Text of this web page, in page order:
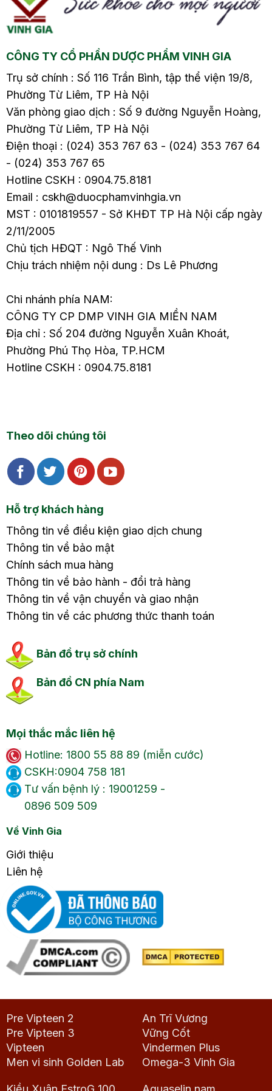
ngứa và nổi mẩn đỏ do
viêm âm đạo1.5. Vùng
ngứa và nổi mẩn đỏ do
viêm âm đạo1.5. Vùng
CÔNG TY CỔ PHẦN DƯỢC PHẨM VINH GIA
Trụ sở chính : Số 116 Trần Bình, tập thể viện 19/8,
Phường Từ Liêm, TP Hà Nội
Văn phòng giao dịch : Số 9 đường Nguyễn Hoàng,
Phường Từ Liêm, TP Hà Nội
Điện thoại : (024) 353 767 63 - (024) 353 767 64
- (024) 353 767 65
Hotline CSKH : 0904.75.8181
Email : cskh@duocphamvinhgia.vn
MST : 0101819557 - Sở KHĐT TP Hà Nội cấp ngày
2/11/2005
Chủ tịch HĐQT : Ngô Thế Vinh
Chịu trách nhiệm nội dung : Ds Lê Phương
Chi nhánh phía NAM:
CÔNG TY CP DMP VINH GIA MIỀN NAM
Địa chỉ : Số 204 đường Nguyễn Xuân Khoát,
Phường Phú Thọ Hòa, TP.HCM
Hotline CSKH : 0904.75.8181
Theo dõi chúng tôi
Hỗ trợ khách hàng
Thông tin về điều kiện giao dịch chung
Thông tin về bảo mật
Chính sách mua hàng
Thông tin về bảo hành - đổi trả hàng
Thông tin về vận chuyển và giao nhận
Thông tin về các phương thức thanh toán
Bản đồ trụ sở chính
Bản đồ CN phía Nam
Mọi thắc mắc liên hệ
Hotline: 1800 55 88 89 (miễn cước)
CSKH:0904 758 181
Tư vấn bệnh lý : 19001259 -
0896 509 509
Về Vinh Gia
Giới thiệu
Liên hệ
Pre Vipteen 2
Pre Vipteen 3
Vipteen
Men vi sinh Golden Lab
An Trĩ Vương
Vững Cốt
Vindermen Plus
Omega-3 Vinh Gia